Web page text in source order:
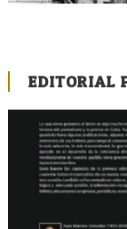
EDITORIAL